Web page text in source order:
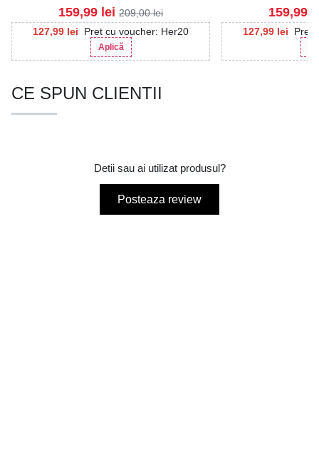
127,99 lei Pret cu voucher: Her20
Aplică
159,99 lei 209,00lei
127,99 lei Pret
159,99
CE SPUN CLIENTII
Detii sau ai utilizat produsul?
Posteaza review